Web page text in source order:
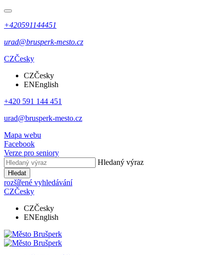
+420591144451
urad@brusperk-mesto.cz
CZČesky
CZČesky
ENEnglish
+420 591 144 451
urad@brusperk-mesto.cz
Mapa webu
Facebook
Verze pro seniory
Hledaný výraz
Hledat
rozšířené vyhledávání
CZČesky
CZČesky
ENEnglish